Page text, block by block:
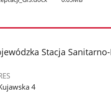
Stacja
4